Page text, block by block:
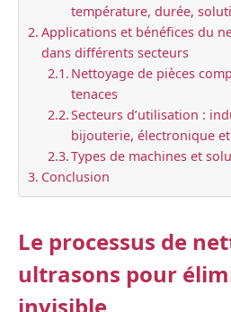
température, durée,
Applications et bénéfices du
dans différents secteurs
Nettoyage de pièces
tenaces
Secteurs d’utilisation :
bijouterie, électronique
Types de machines et
Conclusion
Le processus de
ultrasons pour
invisible